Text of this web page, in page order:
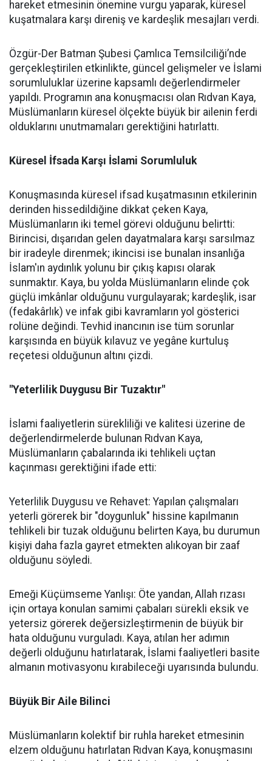
hareket etmesinin önemine vurgu yaparak, küresel
kuşatmalara karşı direniş ve kardeşlik mesajları verdi.
Özgür-Der Batman Şubesi Çamlıca Temsilciliği’nde
gerçekleştirilen etkinlikte, güncel gelişmeler ve İslami
sorumluluklar üzerine kapsamlı değerlendirmeler
yapıldı. Programın ana konuşmacısı olan Rıdvan Kaya,
Müslümanların küresel ölçekte büyük bir ailenin ferdi
olduklarını unutmamaları gerektiğini hatırlattı.
Küresel İfsada Karşı İslami Sorumluluk
Konuşmasında küresel ifsad kuşatmasının etkilerinin
derinden hissedildiğine dikkat çeken Kaya,
Müslümanların iki temel görevi olduğunu belirtti:
Birincisi, dışarıdan gelen dayatmalara karşı sarsılmaz
bir iradeyle direnmek; ikincisi ise bunalan insanlığa
İslam'ın aydınlık yolunu bir çıkış kapısı olarak
sunmaktır. Kaya, bu yolda Müslümanların elinde çok
güçlü imkânlar olduğunu vurgulayarak; kardeşlik, isar
(fedakârlık) ve infak gibi kavramların yol gösterici
rolüne değindi. Tevhid inancının ise tüm sorunlar
karşısında en büyük kılavuz ve yegâne kurtuluş
reçetesi olduğunun altını çizdi.
"Yeterlilik Duygusu Bir Tuzaktır"
İslami faaliyetlerin sürekliliği ve kalitesi üzerine de
değerlendirmelerde bulunan Rıdvan Kaya,
Müslümanların çabalarında iki tehlikeli uçtan
kaçınması gerektiğini ifade etti:
Yeterlilik Duygusu ve Rehavet: Yapılan çalışmaları
yeterli görerek bir "doygunluk" hissine kapılmanın
tehlikeli bir tuzak olduğunu belirten Kaya, bu durumun
kişiyi daha fazla gayret etmekten alıkoyan bir zaaf
olduğunu söyledi.
Emeği Küçümseme Yanlışı: Öte yandan, Allah rızası
için ortaya konulan samimi çabaları sürekli eksik ve
yetersiz görerek değersizleştirmenin de büyük bir
hata olduğunu vurguladı. Kaya, atılan her adımın
değerli olduğunu hatırlatarak, İslami faaliyetleri basite
almanın motivasyonu kırabileceği uyarısında bulundu.
Büyük Bir Aile Bilinci
Müslümanların kolektif bir ruhla hareket etmesinin
elzem olduğunu hatırlatan Rıdvan Kaya, konuşmasını